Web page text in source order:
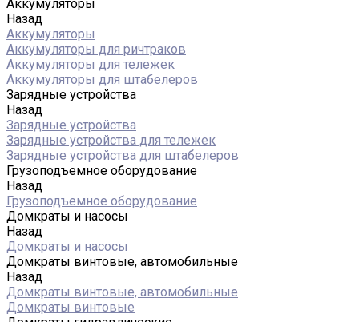
Аккумуляторы
Назад
Аккумуляторы
Аккумуляторы для ричтраков
Аккумуляторы для тележек
Аккумуляторы для штабелеров
Зарядные устройства
Назад
Зарядные устройства
Зарядные устройства для тележек
Зарядные устройства для штабелеров
Грузоподъемное оборудование
Назад
Грузоподъемное оборудование
Домкраты и насосы
Назад
Домкраты и насосы
Домкраты винтовые, автомобильные
Назад
Домкраты винтовые, автомобильные
Домкраты винтовые